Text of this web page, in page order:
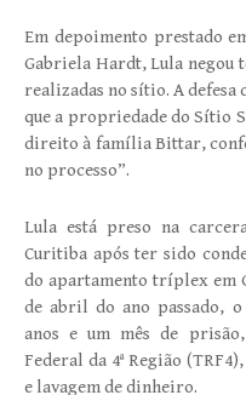
Em depoimento prestado
Gabriela Hardt, Lula negou
realizadas no sítio. A
que a propriedade do Sítio
direito à família Bittar,
no processo”.
Lula está preso na
Curitiba após ter sido
do apartamento tríplex em
de abril do ano passado,
anos e um mês de
Federal da 4ª Região
e lavagem de dinheiro.